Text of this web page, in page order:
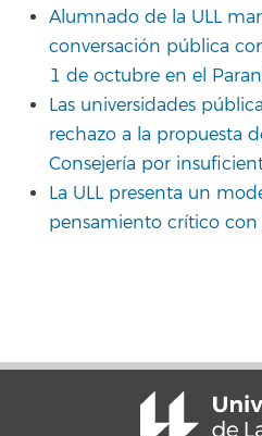
Alumnado de la ULL
conversación pública
1 de octubre en el
Las universidades
rechazo a la propuesta
Consejería por
La ULL presenta un
pensamiento crítico con